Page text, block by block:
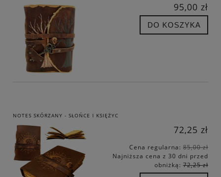
95,00 zł
DO KOSZYKA
NOTES SKÓRZANY - SŁOŃCE I KSIĘŻYC
72,25 zł
Cena regularna: 85,00 zł
Najniższa cena z 30 dni przed
obniżką: 72,25 zł